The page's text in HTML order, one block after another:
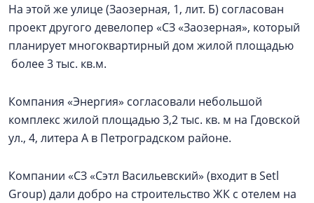
На этой же улице (Заозерная, 1, лит. Б) согласован
проект другого девелопер «СЗ «Заозерная», который
планирует многоквартирный дом жилой площадью
более 3 тыс. кв.м.
Компания «Энергия» согласовали небольшой
комплекс жилой площадью 3,2 тыс. кв. м на Гдовской
ул., 4, литера А в Петроградском районе.
Компании «СЗ «Сэтл Васильевский» (входит в Setl
Group) дали добро на строительство ЖК с отелем на